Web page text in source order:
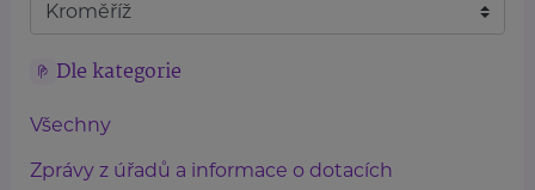
Dle kategorie
Všechny
Zprávy z úřadů a informace o dotacích